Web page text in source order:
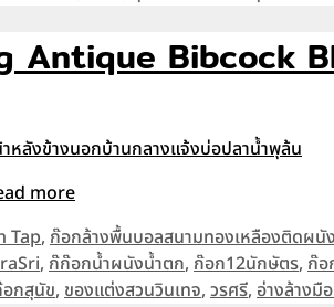
Antique Bibcock
more
Tap, ก๊อกล้างพื้นบอลสนามทองเหลืองติดผ
, ก๊ก๊อกน้ำผนังน้ำตก, ก๊อก12นักษัตร, ก๊อ
กสุนัข, ของแต่งสวนวินเทจ, วรศรี, อ่างล้างมื